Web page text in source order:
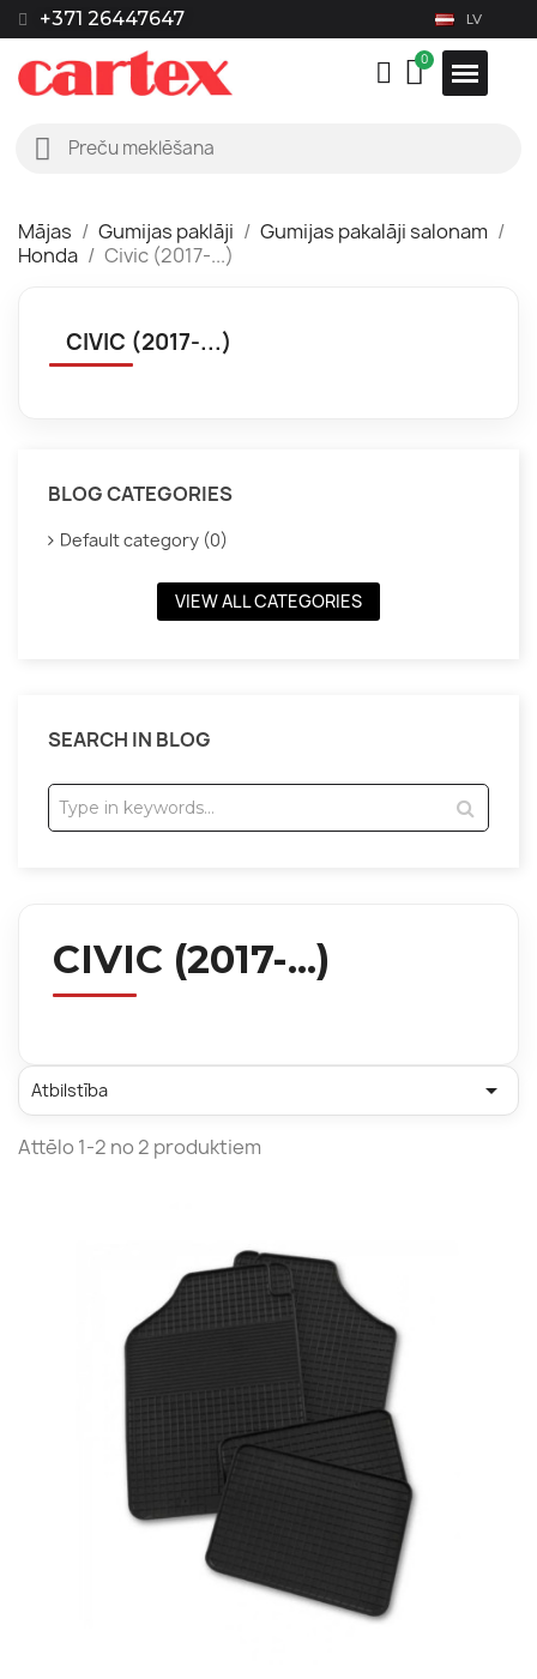
+371 26447647 LV
Mājas Gumijas paklāji
Gumijas pakalāji salonam
Honda
Civic (2017-...)
CIVIC (2017-...)
BLOG CATEGORIES
Default category (0)
VIEW ALL CATEGORIES
SEARCH IN BLOG
CIVIC (2017-...)
Atbilstība 
Attēlo 1-2 no 2 produktiem